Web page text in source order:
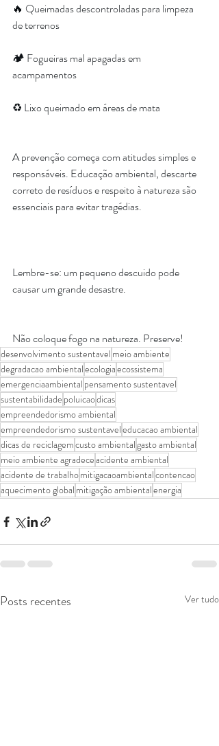
🔥 Queimadas descontroladas para limpeza
de terrenos
🏕 Fogueiras mal apagadas em
acampamentos
♻ Lixo queimado em áreas de mata
A prevenção começa com atitudes simples e
responsáveis. Educação ambiental, descarte
correto de resíduos e respeito à natureza são
essenciais para evitar tragédias.
Lembre-se: um pequeno descuido pode
causar um grande desastre.
Não coloque fogo na natureza. Preserve!
desenvolvimento sustentavel meio ambiente
degradacao ambientalecologiaecossistema
emergenciaambiental pensamento sustentavel
sustentabilidade poluicaodicas
empreendedorismo ambiental
empreendedorismo sustentaveleducacao ambiental
dicas de reciclagemcusto ambientalgasto ambiental
meio ambiente agradeceacidente ambiental
acidente de trabalhomitigacaoambientalcontencao
aquecimento global mitigação ambientalenergia
Posts recentes Ver tudo